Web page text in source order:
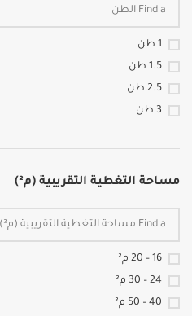
1 طن
1.5 طن
2.5 طن
3 طن
مساحة التغطية التقريبية (م²)
16 – 20 م²
24 – 30 م²
40 – 50 م²